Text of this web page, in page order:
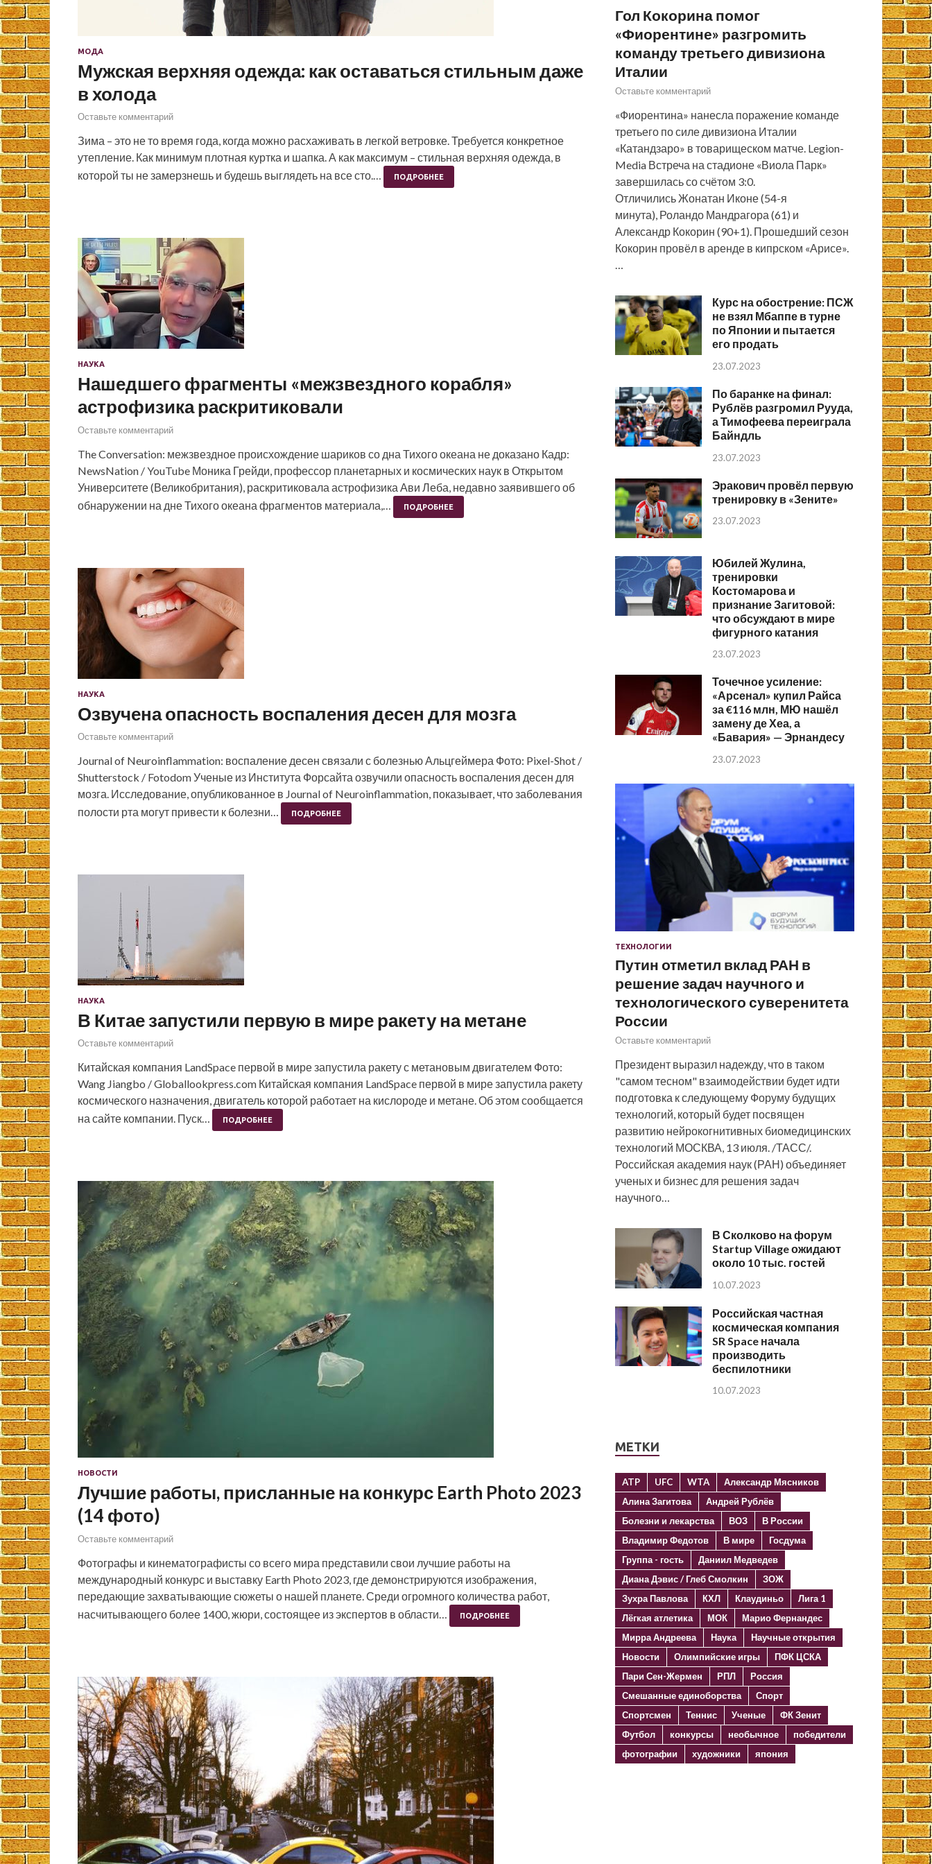
МОДА
Мужская верхняя одежда: как оставаться стильным даже
в холода
Оставьте комментарий
Зима – это не то время года, когда можно расхаживать в легкой ветровке. Требуется конкретное
утепление. Как минимум плотная куртка и шапка. А как максимум – стильная верхняя одежда, в
которой ты не замерзнешь и будешь выглядеть на все сто.…
ПОДРОБНЕЕ
НАУКА
Нашедшего фрагменты «межзвездного корабля»
астрофизика раскритиковали
Оставьте комментарий
The Conversation: межзвездное происхождение шариков со дна Тихого океана не доказано Кадр:
NewsNation / YouTube Моника Грейди, профессор планетарных и космических наук в Открытом
Университете (Великобритания), раскритиковала астрофизика Ави Леба, недавно заявившего об
обнаружении на дне Тихого океана фрагментов материала,…
ПОДРОБНЕЕ
НАУКА
Озвучена опасность воспаления десен для мозга
Оставьте комментарий
Journal of Neuroinflammation: воспаление десен связали с болезнью Альцгеймера Фото: Pixel-Shot /
Shutterstock / Fotodom Ученые из Института Форсайта озвучили опасность воспаления десен для
мозга. Исследование, опубликованное в Journal of Neuroinflammation, показывает, что заболевания
полости рта могут привести к болезни…
ПОДРОБНЕЕ
НАУКА
В Китае запустили первую в мире ракету на метане
Оставьте комментарий
Китайская компания LandSpace первой в мире запустила ракету с метановым двигателем Фото:
Wang Jiangbo / Globallookpress.com Китайская компания LandSpace первой в мире запустила ракету
космического назначения, двигатель которой работает на кислороде и метане. Об этом сообщается
на сайте компании. Пуск…
ПОДРОБНЕЕ
НОВОСТИ
Лучшие работы, присланные на конкурс Earth Photo 2023
(14 фото)
Оставьте комментарий
Фотографы и кинематографисты со всего мира представили свои лучшие работы на
международный конкурс и выставку Earth Photo 2023, где демонстрируются изображения,
передающие захватывающие сюжеты о нашей планете. Среди огромного количества работ,
насчитывающего более 1400, жюри, состоящее из экспертов в области…
ПОДРОБНЕЕ
Гол Кокорина помог
«Фиорентине» разгромить
команду третьего дивизиона
Италии
Оставьте комментарий
«Фиорентина» нанесла поражение команде
третьего по силе дивизиона Италии
«Катандзаро» в товарищеском матче. Legion-
Media Встреча на стадионе «Виола Парк»
завершилась со счётом 3:0.
Отличились Жонатан Иконе (54-я
минута), Роландо Мандрагора (61) и
Александр Кокорин (90+1). Прошедший сезон
Кокорин провёл в аренде в кипрском «Арисе».
…
Курс на обострение: ПСЖ
не взял Мбаппе в турне
по Японии и пытается
его продать
23.07.2023
По баранке на финал:
Рублёв разгромил Рууда,
а Тимофеева переиграла
Байндль
23.07.2023
Эракович провёл первую
тренировку в «Зените»
23.07.2023
Юбилей Жулина,
тренировки
Костомарова и
признание Загитовой:
что обсуждают в мире
фигурного катания
23.07.2023
Точечное усиление:
«Арсенал» купил Райса
за €116 млн, МЮ нашёл
замену де Хеа, а
«Бавария» — Эрнандесу
23.07.2023
ТЕХНОЛОГИИ
Путин отметил вклад РАН в
решение задач научного и
технологического суверенитета
России
Оставьте комментарий
Президент выразил надежду, что в таком
"самом тесном" взаимодействии будет идти
подготовка к следующему Форуму будущих
технологий, который будет посвящен
развитию нейрокогнитивных биомедицинских
технологий МОСКВА, 13 июля. /ТАСС/.
Российская академия наук (РАН) объединяет
ученых и бизнес для решения задач
научного…
В Сколково на форум
Startup Village ожидают
около 10 тыс. гостей
10.07.2023
Российская частная
космическая компания
SR Space начала
производить
беспилотники
10.07.2023
МЕТКИ
ATP UFC WTA
Александр Мясников
Алина Загитова
Андрей Рублёв
Болезни и лекарства
ВОЗ
В России
Владимир Федотов
В мире
Госдума
Группа - гость
Даниил Медведев
Диана Дэвис / Глеб Смолкин
ЗОЖ
Зухра Павлова
КХЛ Клаудиньо
Лига 1
Лёгкая атлетика
МОК
Марио Фернандес
Мирра Андреева
Наука
Научные открытия
Новости
Олимпийские игры
ПФК ЦСКА
Пари Сен-Жермен
РПЛ
Россия
Смешанные единоборства
Спорт
Спортсмен
Теннис Ученые
ФК Зенит
Футбол
конкурсы необычное
победители
фотографии
художники япония